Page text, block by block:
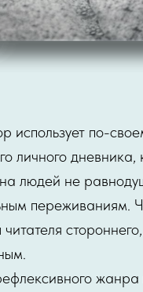
использует по-
личного
людей не
переживаниям.